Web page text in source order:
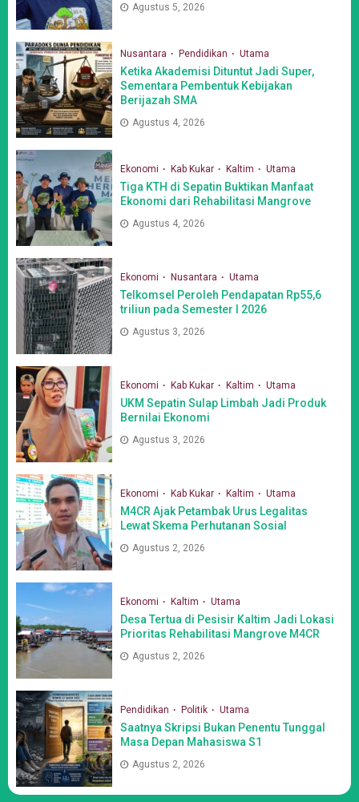
Agustus 5, 2026
Nusantara Pendidikan Utama
Ketika Akademisi Dituntut Jadi Super,
Sementara Pembentuk Kebijakan
Berijazah SMA
Agustus 4, 2026
Ekonomi Kab Kukar Kaltim Utama
Tiga KTH di Sepatin Buktikan Manfaat
Ekonomi dari Rehabilitasi Mangrove
Agustus 4, 2026
Ekonomi Nusantara Utama
Telkomsel Peroleh Pendapatan Rp55,6
triliun pada Semester I 2026
Agustus 3, 2026
Ekonomi Kab Kukar Kaltim Utama
UKM Sepatin Sulap Limbah Jadi Produk
Bernilai Ekonomi
Agustus 3, 2026
Ekonomi Kab Kukar Kaltim Utama
M4CR Ajak Petambak Urus Legalitas
Lewat Skema Perhutanan Sosial
Agustus 2, 2026
Ekonomi Kaltim Utama
Desa Tertua di Pesisir Kaltim Jadi Lokasi
Prioritas Rehabilitasi Mangrove M4CR
Agustus 2, 2026
Pendidikan Politik Utama
Saatnya Skripsi Bukan Penentu Tunggal
Masa Depan Mahasiswa S1
Agustus 2, 2026